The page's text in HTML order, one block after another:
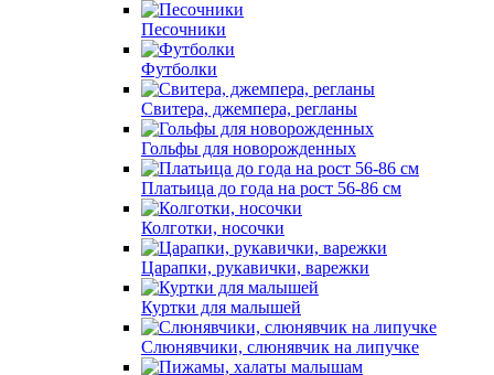
Песочники
Футболки
Свитера, джемпера, регланы
Гольфы для новорожденных
Платьица до года на рост 56-86 см
Колготки, носочки
Царапки, рукавички, варежки
Куртки для малышей
Слюнявчики, слюнявчик на липучке